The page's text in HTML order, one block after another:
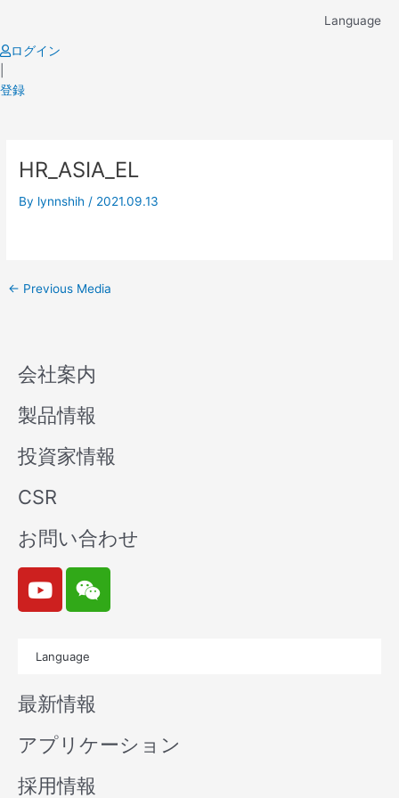
content
Language
ログイン
登録
HR_ASIA_EL
By lynnshih / 2021.09.13
navigation
← Previous Media
会社案内
製品情報
投資家情報
CSR
お問い合わせ
Y
o
u
b
e
W
e
i
n
Language
最新情報
アプリケーション
採用情報